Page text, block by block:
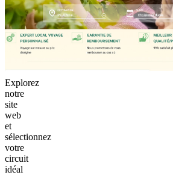
Explorez
notre
site
web
et
sélectionnez
votre
circuit
idéal